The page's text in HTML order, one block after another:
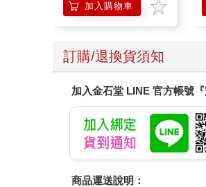
加入購物車
訂購/退換貨須知
加入金石堂 LINE 官方帳號
商品運送說明：